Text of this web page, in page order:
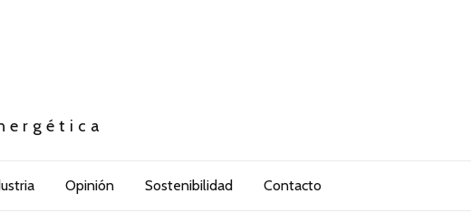
Opinión Sostenibilidad Contacto